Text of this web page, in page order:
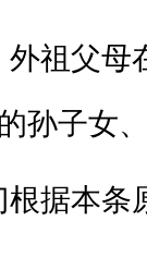
外祖父母
孙子女
根据本条